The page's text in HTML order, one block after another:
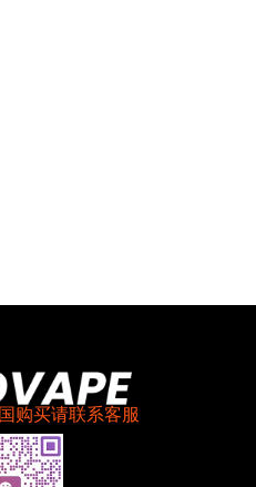
购买请联系客服